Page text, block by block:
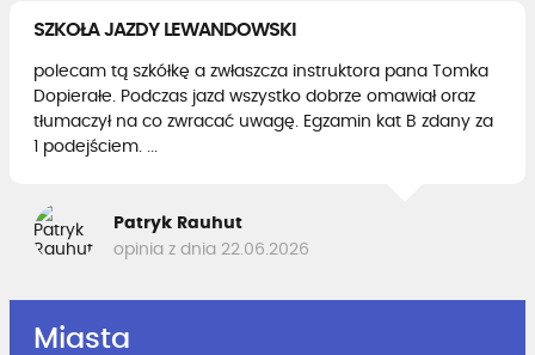
SZKOŁA JAZDY LEWANDOWSKI
polecam tą szkółkę a zwłaszcza instruktora pana Tomka
Dopierałe. Podczas jazd wszystko dobrze omawiał oraz
tłumaczył na co zwracać uwagę. Egzamin kat B zdany za
1 podejściem. ...
Patryk Rauhut
opinia z dnia 22.06.2026
Miasta